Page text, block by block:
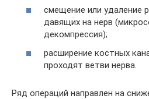
смещение или удаление
давящих на нерв
декомпрессия);
расширение костных
проходят ветви нерва.
Ряд операций направлен на